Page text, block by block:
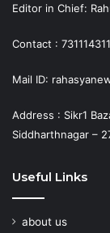
Editor in Chief:
Contact :
Mail ID:
Address : Sikr1
Siddharthnagar –
Useful Links
about us